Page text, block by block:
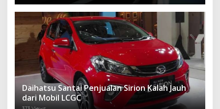
Daihatsu Santai Penjualan Sirion Kalah Jauh
dari Mobil LCGC